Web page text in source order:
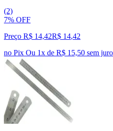
(2)
7% OFF
Preço R$ 14,42R$ 14,42
no Pix Ou 1x de R$ 15,50 sem